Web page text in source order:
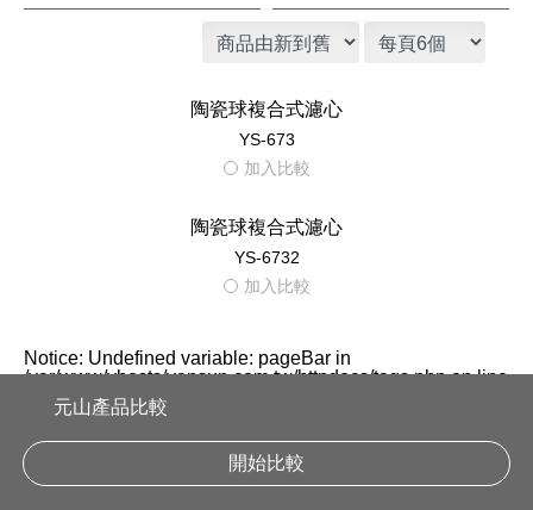
陶瓷球複合式濾心
YS-673
加入比較
陶瓷球複合式濾心
YS-6732
加入比較
Notice: Undefined variable: pageBar in
/var/www/vhosts/yensun.com.tw/httpdocs/tags.phpon line
元山產品比較
開始比較